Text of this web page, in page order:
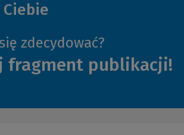
zdecydować?
fragment publikacji!